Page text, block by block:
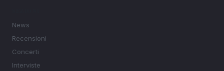
News
Recensioni
Concerti
Interviste